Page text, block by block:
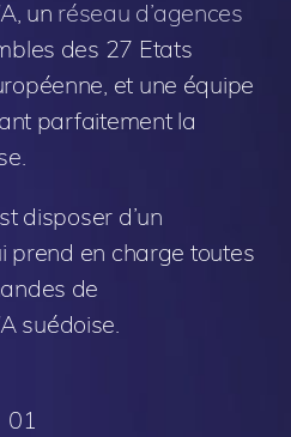
un réseau d’agences
des 27 Etats
et une équipe
parfaitement la
disposer d’un
prend en charge toutes
de
suédoise.
01